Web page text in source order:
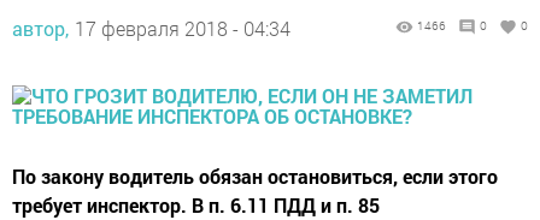
автор, 17 февраля 2018 - 04:34 1466 0 0
По закону водитель обязан остановиться, если этого
требует инспектор. В п. 6.11 ПДД и п. 85